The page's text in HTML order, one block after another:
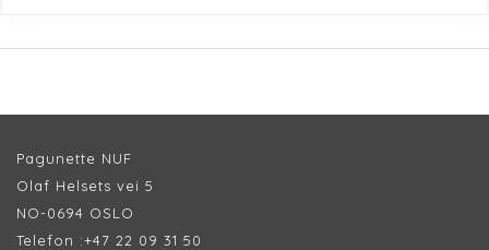
Pagunette NUF
Olaf Helsets vei 5
NO-0694 OSLO
Telefon :+47 22 09 31 50